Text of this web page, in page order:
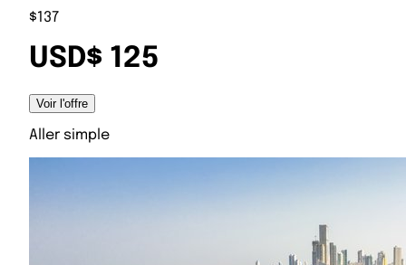
$137
USD$ 125
Voir l'offre
Aller simple